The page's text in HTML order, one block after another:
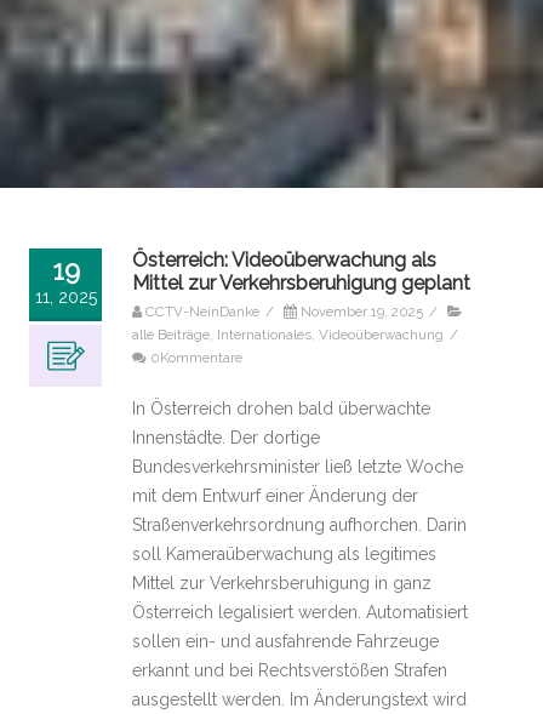
19
11, 2025
Österreich: Videoüberwachung als
Mittel zur Verkehrsberuhigung geplant
CCTV-NeinDanke / November 19, 2025 /
alle Beiträge, Internationales, Videoüberwachung /
0Kommentare
In Österreich drohen bald überwachte
Innenstädte. Der dortige
Bundesverkehrsminister ließ letzte Woche
mit dem Entwurf einer Änderung der
Straßenverkehrsordnung aufhorchen. Darin
soll Kameraüberwachung als legitimes
Mittel zur Verkehrsberuhigung in ganz
Österreich legalisiert werden. Automatisiert
sollen ein- und ausfahrende Fahrzeuge
erkannt und bei Rechtsverstößen Strafen
ausgestellt werden. Im Änderungstext wird